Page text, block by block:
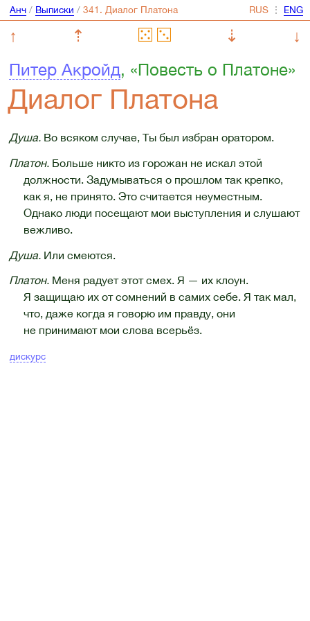
Анч/ Выписки / ⋮
↑ ⇡ ⇣
↓
Питер Акройд, «Повесть о Платоне»
Диалог Платона
Душа.Во всяком случае, Ты был избран оратором.
Платон.Больше никто из горожан не искал этой
должности. Задумываться о прошлом так крепко,
как я, не принято. Это считается неуместным.
Однако люди посещают мои выступления и слушают
вежливо.
Душа. Или смеются.
Платон.Меня радует этот смех. Я — их клоун.
Я защищаю их от сомнений в самих себе. Я так мал,
что, даже когда я говорю им правду, они
не принимают мои слова всерьёз.
дискурс